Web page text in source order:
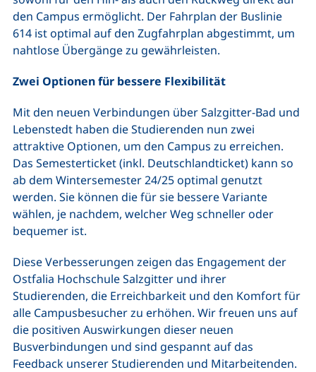
den Campus ermöglicht. Der Fahrplan der Buslinie
614 ist optimal auf den Zugfahrplan abgestimmt, um
nahtlose Übergänge zu gewährleisten.
Zwei Optionen für bessere Flexibilität
Mit den neuen Verbindungen über Salzgitter-Bad und
Lebenstedt haben die Studierenden nun zwei
attraktive Optionen, um den Campus zu erreichen.
Das Semesterticket (inkl. Deutschlandticket) kann so
ab dem Wintersemester 24/25 optimal genutzt
werden. Sie können die für sie bessere Variante
wählen, je nachdem, welcher Weg schneller oder
bequemer ist.
Diese Verbesserungen zeigen das Engagement der
Ostfalia Hochschule Salzgitter und ihrer
Studierenden, die Erreichbarkeit und den Komfort für
alle Campusbesucher zu erhöhen. Wir freuen uns auf
die positiven Auswirkungen dieser neuen
Busverbindungen und sind gespannt auf das
Feedback unserer Studierenden und Mitarbeitenden.